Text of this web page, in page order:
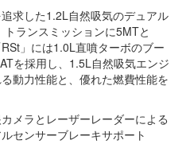
求した1.2L自然吸気のデュアル
ランスミッションに5MTと
」には1.0L直噴ターボのブー
を採用し、1.5L自然吸気エンジ
動力性能と、優れた燃費性能を
メラとレーザーレーダーによる
センサーブレーキサポート